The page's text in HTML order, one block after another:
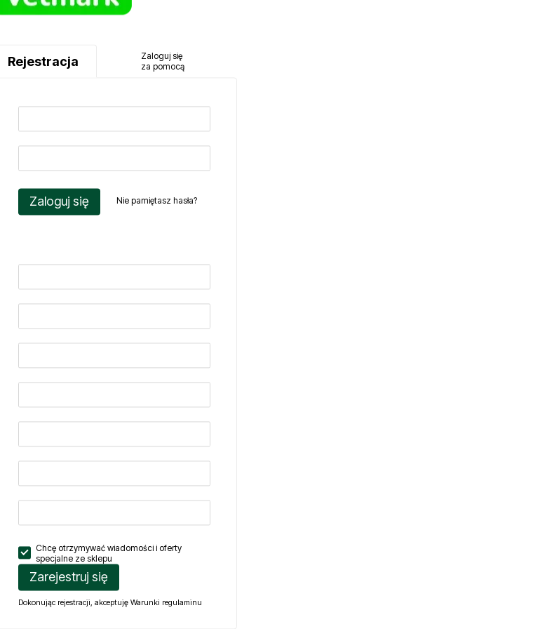
Rejestracja
Zaloguj się
za pomocą
Zaloguj się Nie pamiętasz hasła?
Chcę otrzymywać wiadomości i oferty
specjalne ze sklepu
Zarejestruj się
Dokonując rejestracji, akceptuję Warunki regulaminu